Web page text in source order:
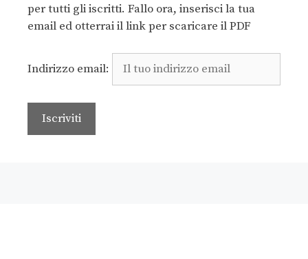
per tutti gli iscritti. Fallo ora, inserisci la tua
email ed otterrai il link per scaricare il PDF
Indirizzo email: